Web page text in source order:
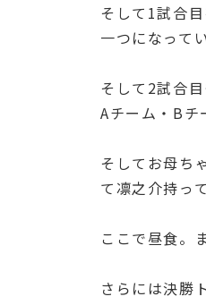
そして1試合
一つになって
そして2試合
Aチーム・Bチ
そしてお母ち
て凛之介持っ
ここで昼食。
さらには決勝